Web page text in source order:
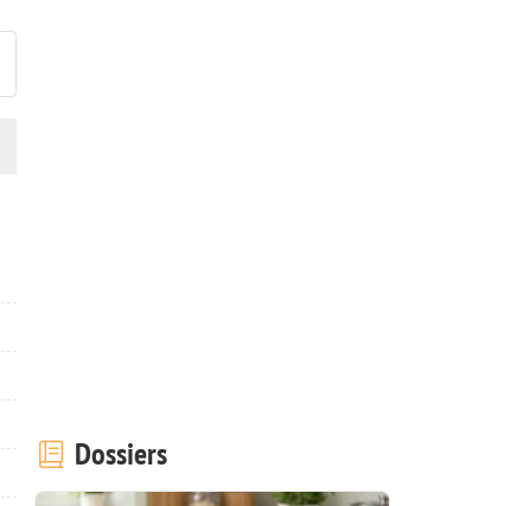
Dossiers